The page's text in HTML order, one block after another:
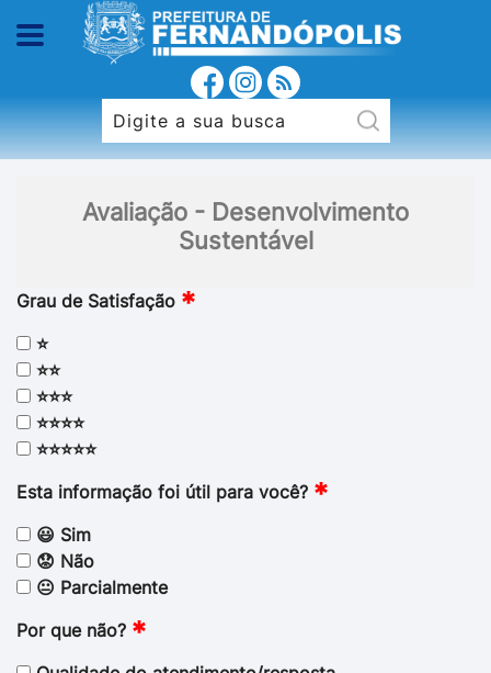
Avaliação - Desenvolvimento
Sustentável
Grau de Satisfação
⭐
⭐⭐
⭐⭐⭐
⭐⭐⭐⭐
⭐⭐⭐⭐⭐
Esta informação foi útil para você?
😃 Sim
😟 Não
😐 Parcialmente
Por que não?